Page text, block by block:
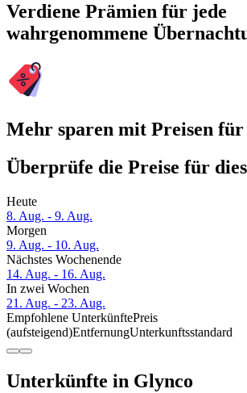
Verdiene Prämien für jede
wahrgenommene
Mehr sparen mit Preisen
Überprüfe die Preise für
Heute
8. Aug. - 9. Aug.
Morgen
9. Aug. - 10. Aug.
Nächstes Wochenende
14. Aug. - 16. Aug.
In zwei Wochen
21. Aug. - 23. Aug.
Empfohlene UnterkünftePreis
(aufsteigend)EntfernungUnterkunftsstandard
Unterkünfte in Glynco